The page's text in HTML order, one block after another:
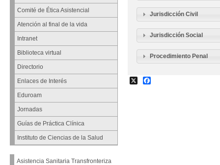
Comité de Ética Asistencial
Atención al final de la vida
Intranet
Biblioteca virtual
Directorio
Enlaces de Interés
Eduroam
Jornadas
Guías de Práctica Clínica
Instituto de Ciencias de la Salud
Asistencia Sanitaria Transfronteriza
Jurisdicción Civil
Jurisdicción Social
Procedimiento Penal